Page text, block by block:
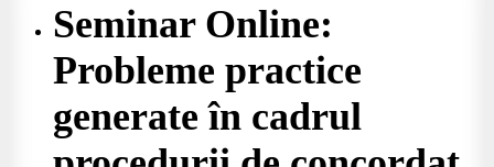
Seminar Online:
Probleme practice
generate în cadrul